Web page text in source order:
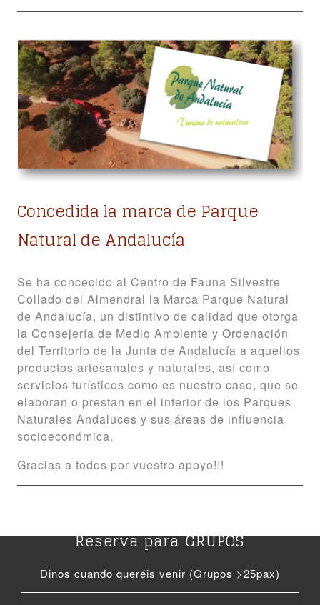
Concedida la marca de Parque
Natural de Andalucía
Se ha concecido al Centro de Fauna Silvestre
Collado del Almendral la Marca Parque Natural
de Andalucía, un distintivo de calidad que otorga
la Consejería de Medio Ambiente y Ordenación
del Territorio de la Junta de Andalucía a aquellos
productos artesanales y naturales, así como
servicios turísticos como es nuestro caso, que se
elaboran o prestan en el interior de los Parques
Naturales Andaluces y sus áreas de influencia
socioeconómica.
Gracias a todos por vuestro apoyo!!!
Reserva para GRUPOS
Dinos cuando queréis venir (Grupos >25pax)